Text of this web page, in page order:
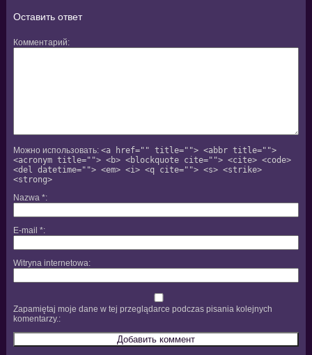
Оставить ответ
Комментарий
Можно использовать: <a href="" title=""> <abbr title="">
<acronym title=""> <b> <blockquote cite=""> <cite> <code>
<del datetime=""> <em> <i> <q cite=""> <s> <strike>
<strong>
Nazwa *
E-mail *
Witryna internetowa
Zapamiętaj moje dane w tej przeglądarce podczas pisania kolejnych
komentarzy.